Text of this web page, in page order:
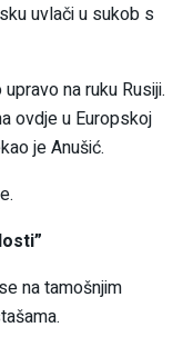
uvlači u sukob s
na ruku Rusiji.
ovdje u Europskoj
je Anušić.
na tamošnjim